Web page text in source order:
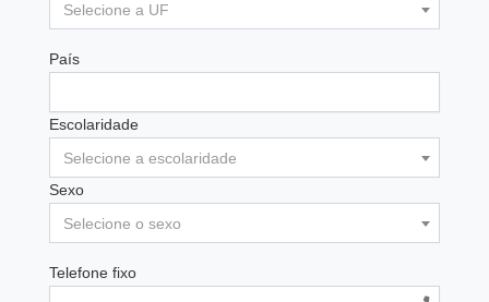
Selecione a UF
País
Escolaridade
Selecione a escolaridade
Sexo
Selecione o sexo
Telefone fixo